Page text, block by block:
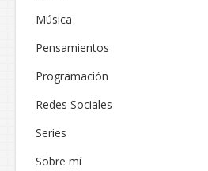
Música
Pensamientos
Programación
Redes Sociales
Series
Sobre mí